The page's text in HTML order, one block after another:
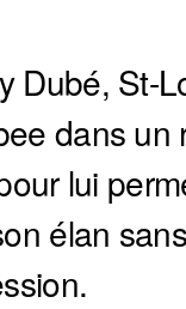
Dubé, St-
dans un
lui
élan